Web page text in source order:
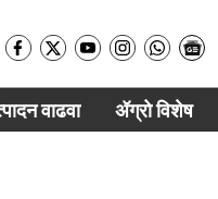
वाढवा ॲग्रो विशेष